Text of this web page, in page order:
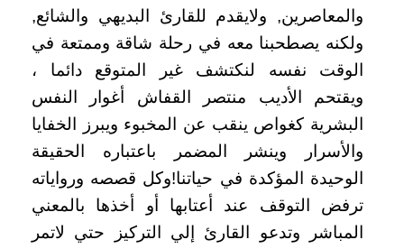
والمعاصرين‏,‏ ولايقدم للقارئ البديهي والشائع‏,‏
ولكنه يصطحبنا معه في رحلة شاقة وممتعة في
الوقت نفسه لنكتشف غير المتوقع دائما‏ ،
ويقتحم الأديب منتصر القفاش أغوار النفس
البشرية كغواص ينقب عن المخبوء ويبرز الخفايا
والأسرار وينشر المضمر باعتباره الحقيقة
الوحيدة المؤكدة في حياتنا‏!‏وكل قصصه ورواياته
ترفض التوقف عند أعتابها أو أخذها بالمعني
المباشر وتدعو القارئ إلي التركيز حتي لاتمر